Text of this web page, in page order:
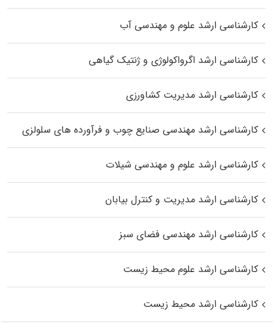
کارشناسی ارشد علوم و مهندسی آب
کارشناسی ارشد اگرواکولوژی و ژنتیک گیاهی
کارشناسی ارشد مدیریت کشاورزی
کارشناسی ارشد مهندسی صنایع چوب و فرآورده‌ های سلولزی
کارشناسی ارشد علوم و مهندسی شیلات
کارشناسی ارشد مدیریت و کنترل بیابان
کارشناسی ارشد مهندسی فضای سبز
کارشناسی ارشد علوم محیط‌ زیست
کارشناسی ارشد محیط زیست